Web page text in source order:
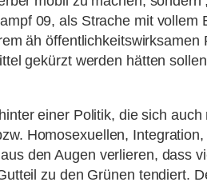
09, als Strache mit
äh
gekürzt werden hätten
einer Politik, die sich
Homosexuellen,
den Augen verlieren, dass
zu den Grünen tendiert.